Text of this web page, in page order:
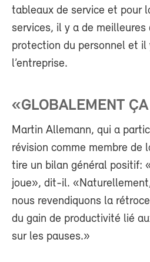
tableaux de service et pour
services, il y a de meilleures
protection du personnel et il
l’entreprise.
«GLOBALEMENT
Martin Allemann, qui a
révision comme membre de
tire un bilan général positif:
joue», dit-il.
nous revendiquons la
du gain de productivité lié
sur les pauses.»